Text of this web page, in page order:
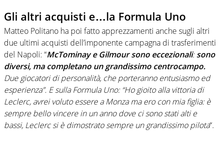
Gli altri acquisti e…la Formula Uno
Matteo Politano ha poi fatto apprezzamenti anche sugli altri
due ultimi acquisti dell’imponente campagna di trasferimenti
del Napoli: “McTominay e Gilmour sono eccezionali:sono
diversi, ma completano un grandissimo centrocampo.
Due giocatori di personalità, che porteranno entusiasmo ed
esperienza”. E sulla Formula Uno: “Ho gioito alla vittoria di
Leclerc, avrei voluto essere a Monza ma ero con mia figlia: è
sempre bello vincere in un anno dove ci sono stati alti e
bassi, Leclerc si è dimostrato sempre un grandissimo pilota“.